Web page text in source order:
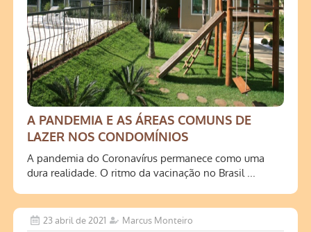
A PANDEMIA E AS ÁREAS COMUNS DE
LAZER NOS CONDOMÍNIOS
A pandemia do Coronavírus permanece como uma
dura realidade. O ritmo da vacinação no Brasil ...
23 abril de 2021 Marcus Monteiro